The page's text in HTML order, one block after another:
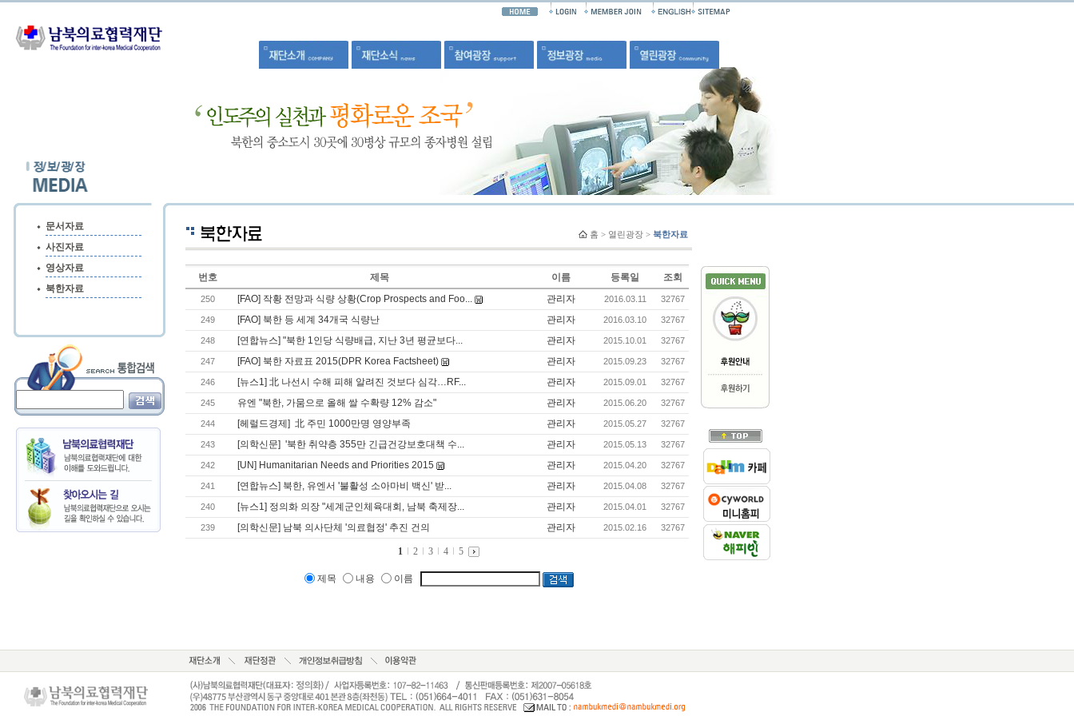
문서자료
사진자료
영상자료
북한자료
홈 > 열린광장 > 북한자료
번호 제목 이름 등록일 조회
250 [FAO] 작황 전망과 식량 상황(Crop Prospects and Foo... 관리자 2016.03.11 32767
249 [FAO] 북한 등 세계 34개국 식량난 관리자 2016.03.10 32767
248 [연합뉴스] "북한 1인당 식량배급, 지난 3년 평균보다... 관리자 2015.10.01 32767
247 [FAO] 북한 자료표 2015(DPR Korea Factsheet) 관리자 2015.09.23 32767
246 [뉴스1] 北 나선시 수해 피해 알려진 것보다 심각…RF... 관리자 2015.09.01 32767
245 유엔 "북한, 가뭄으로 올해 쌀 수확량 12% 감소" 관리자 2015.06.20 32767
244 [헤럴드경제] 北 주민 1000만명 영양부족 관리자 2015.05.27 32767
243 [의학신문] '북한 취약층 355만 긴급건강보호대책 수... 관리자 2015.05.13 32767
242 [UN] Humanitarian Needs and Priorities 2015 관리자 2015.04.20 32767
241 [연합뉴스] 북한, 유엔서 '불활성 소아마비 백신' 받... 관리자 2015.04.08 32767
240 [뉴스1] 정의화 의장 "세계군인체육대회, 남북 축제장... 관리자 2015.04.01 32767
239 [의학신문] 남북 의사단체 '의료협정' 추진 건의 관리자 2015.02.16 32767
1 2 3 4 5
제목 내용 이름